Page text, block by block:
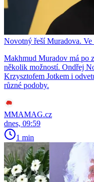
Novotný řeší Muradova.
Makhmud Muradov má po
několik možností. Ondřej
Krzysztofem Jotkem i
různé podoby.
MMAMAG.cz
dnes, 09:59
1 min